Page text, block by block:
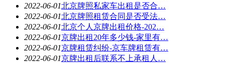
2022-06-01北京牌照私家车出租是否合…
2022-06-01北京牌照租赁合同是否受法…
2022-06-01北京个人京牌出租价格-202…
2022-06-01京牌出租20年多少钱-家里有…
2022-06-01京牌租赁纠纷-京车牌租赁有…
2022-06-01京牌出租后联系不上承租人…